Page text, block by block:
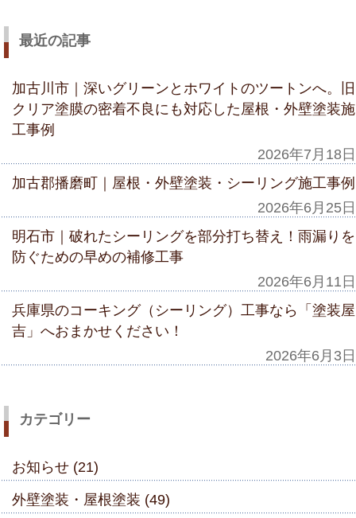
最近の記事
加古川市｜深いグリーンとホワイトのツートンへ。旧
クリア塗膜の密着不良にも対応した屋根・外壁塗装施
工事例
2026年7月18日
加古郡播磨町｜屋根・外壁塗装・シーリング施工事例
2026年6月25日
明石市｜破れたシーリングを部分打ち替え！雨漏りを
防ぐための早めの補修工事
2026年6月11日
兵庫県のコーキング（シーリング）工事なら「塗装屋
吉」へおまかせください！
2026年6月3日
カテゴリー
お知らせ (21)
外壁塗装・屋根塗装 (49)